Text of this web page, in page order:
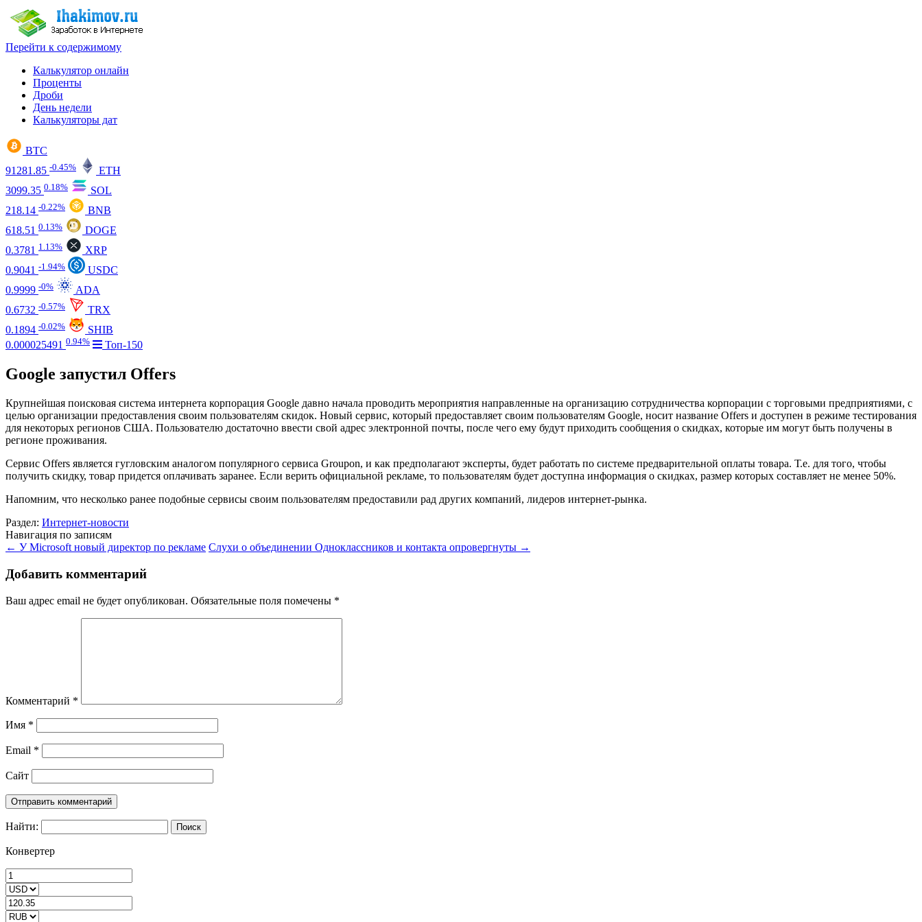
Перейти к содержимому
Калькулятор онлайн
Проценты
Дроби
День недели
Калькуляторы дат
BTC
91281.85 -0.45%
ETH
3099.35 0.18%
SOL
218.14 -0.22%
BNB
618.51 0.13%
DOGE
0.3781 1.13%
XRP
0.9041 -1.94%
USDC
0.9999 -0%
ADA
0.6732 -0.57%
TRX
0.1894 -0.02%
SHIB
0.000025491 0.94% Топ-150
Google запустил Offers
Крупнейшая поисковая система интернета корпорация Google давно начала проводить мероприятия направленные на организацию сотрудничества корпорации с торговыми предприятиями, с
целью организации предоставления своим пользователям скидок. Новый сервис, который предоставляет своим пользователям Google, носит название Offers и доступен в режиме тестирования
для некоторых регионов США. Пользователю достаточно ввести свой адрес электронной почты, после чего ему будут приходить сообщения о скидках, которые им могут быть получены в
регионе проживания.
Сервис Offers является гугловским аналогом популярного сервиса Groupon, и как предполагают эксперты, будет работать по системе предварительной оплаты товара. Т.е. для того, чтобы
получить скидку, товар придется оплачивать заранее. Если верить официальной рекламе, то пользователям будет доступна информация о скидках, размер которых составляет не менее 50%.
Напомним, что несколько ранее подобные сервисы своим пользователям предоставили рад других компаний, лидеров интернет-рынка.
Раздел: Интернет-новости
Навигация по записям
← У Microsoft новый директор по рекламе Слухи о объединении Одноклассников и контакта опровергнуты →
Добавить комментарий
Ваш адрес email не будет опубликован. Обязательные поля помечены *
Комментарий *
Имя *
Email *
Сайт
Найти:
Конвертер